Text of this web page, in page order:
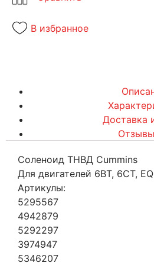
В избранное
Доставка
Соленоид ТНВД Cummins
Для двигателей 6BT, 6CT,
Артикулы:
5295567
4942879
5292297
3974947
5346207